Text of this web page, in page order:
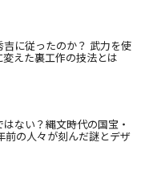
に従ったのか？ 武力を使
えた裏工作の技法とは
ない？縄文時代の国宝・
前の人々が刻んだ謎とデザ